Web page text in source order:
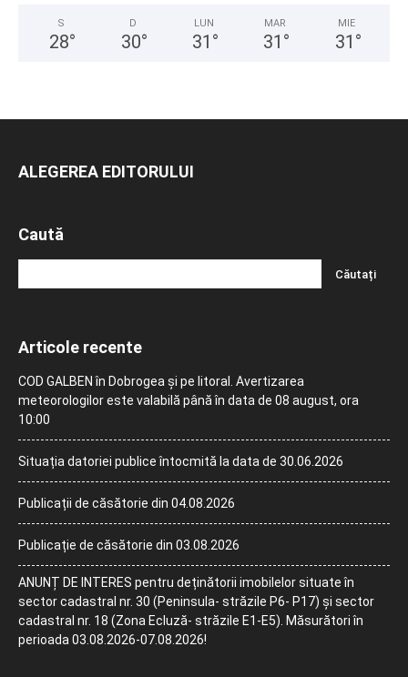
S
28°
D
30°
LUN
31 °
MAR
31 °
MIE
31 °
ALEGEREA EDITORULUI
Caută
Articole recente
COD GALBEN în Dobrogea și pe litoral. Avertizarea
meteorologilor este valabilă până în data de 08 august, ora
10:00
Situația datoriei publice întocmită la data de 30.06.2026
Publicații de căsătorie din 04.08.2026
Publicație de căsătorie din 03.08.2026
ANUNȚ DE INTERES pentru deținătorii imobilelor situate în
sector cadastral nr. 30 (Peninsula- străzile P6- P17) și sector
cadastral nr. 18 (Zona Ecluză- străzile E1-E5). Măsurători în
perioada 03.08.2026-07.08.2026!